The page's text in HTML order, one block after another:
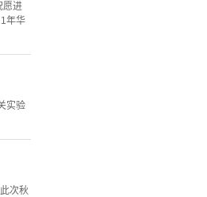
愿进
年华
实验
次秋